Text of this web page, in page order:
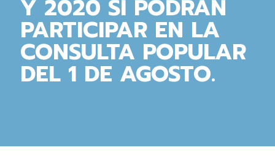
Y 2020 SÍ PODRÁN
PARTICIPAR EN LA
CONSULTA POPULAR
DEL 1 DE AGOSTO.